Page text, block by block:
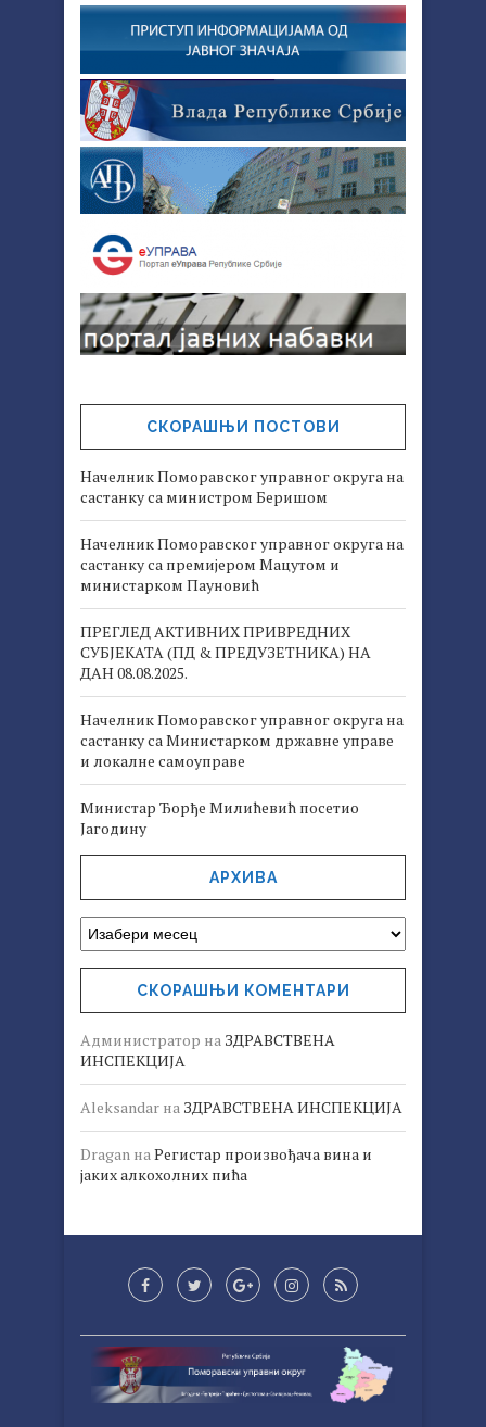
СКОРАШЊИ ПОСТОВИ
Начелник Поморавског управног округа на
састанку са министром Беришом
Начелник Поморавског управног округа на
састанку са премијером Мацутом и
министарком Пауновић
ПРЕГЛЕД АКТИВНИХ ПРИВРЕДНИХ
СУБЈЕКАТА (ПД & ПРЕДУЗЕТНИКА) НА
ДАН 08.08.2025.
Начелник Поморавског управног округа на
састанку са Министарком државне управе
и локалне самоуправе
Министар Ђорђе Милићевић посетио
Јагодину
АРХИВА
СКОРАШЊИ КОМЕНТАРИ
Администратор на ЗДРАВСТВЕНА
ИНСПЕКЦИЈА
Aleksandar на ЗДРАВСТВЕНА ИНСПЕКЦИЈА
Dragan на Регистар произвођача вина и
јаких алкохолних пића